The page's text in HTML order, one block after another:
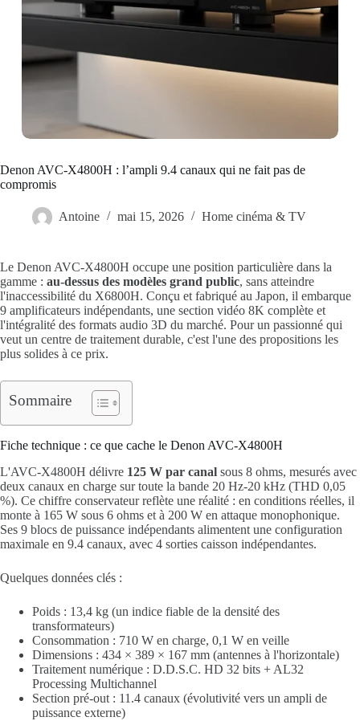
Denon AVC-X4800H : l’ampli 9.4 canaux qui ne fait pas de
compromis
Antoine mai 15, 2026 Home cinéma & TV
Le Denon AVC-X4800H occupe une position particulière dans la
gamme : au-dessus des modèles grand public, sans atteindre
l'inaccessibilité du X6800H. Conçu et fabriqué au Japon, il embarque
9 amplificateurs indépendants, une section vidéo 8K complète et
l'intégralité des formats audio 3D du marché. Pour un passionné qui
veut un centre de traitement durable, c'est l'une des propositions les
plus solides à ce prix.
Sommaire
Fiche technique : ce que cache le Denon AVC-X4800H
L'AVC-X4800H délivre 125 W par canal sous 8 ohms, mesurés avec
deux canaux en charge sur toute la bande 20 Hz-20 kHz (THD 0,05
%). Ce chiffre conservateur reflète une réalité : en conditions réelles, il
monte à 165 W sous 6 ohms et à 200 W en attaque monophonique.
Ses 9 blocs de puissance indépendants alimentent une configuration
maximale en 9.4 canaux, avec 4 sorties caisson indépendantes.
Quelques données clés :
Poids : 13,4 kg (un indice fiable de la densité des
transformateurs)
Consommation : 710 W en charge, 0,1 W en veille
Dimensions : 434 × 389 × 167 mm (antennes à l'horizontale)
Traitement numérique : D.D.S.C. HD 32 bits + AL32
Processing Multichannel
Section pré-out : 11.4 canaux (évolutivité vers un ampli de
puissance externe)